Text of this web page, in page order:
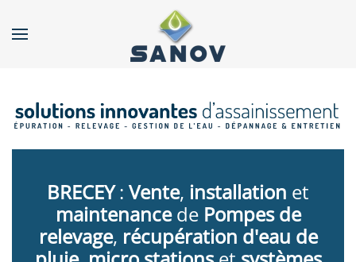
Accéder au contenu principal
BRECEY: Vente, installation et
maintenancede Pompes de
relevage, récupération d'eau de